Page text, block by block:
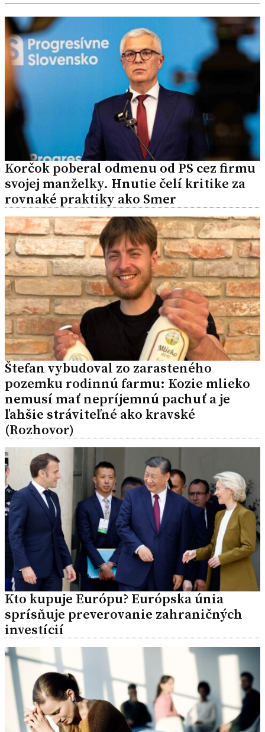
Korčok poberal odmenu od PS cez firmu
svojej manželky. Hnutie čelí kritike za
rovnaké praktiky ako Smer
Štefan vybudoval zo zarasteného
pozemku rodinnú farmu: Kozie mlieko
nemusí mať nepríjemnú pachuť a je
ľahšie stráviteľné ako kravské
(Rozhovor)
Kto kupuje Európu? Európska únia
sprísňuje preverovanie zahraničných
investícií